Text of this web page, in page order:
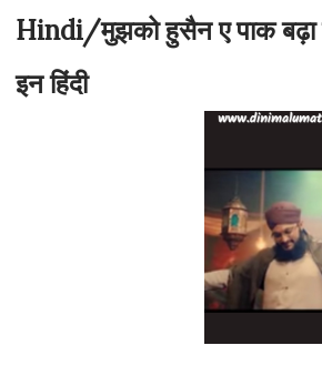
Hindi/मुझको हुसैन ए पाक बढ़ा
इन हिंदी